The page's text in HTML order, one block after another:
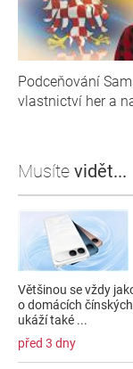
Podceňování
vlastnictví her a
Musíte vidět...
Většinou se vždy
o domácích
ukáží také ...
před 3 dny